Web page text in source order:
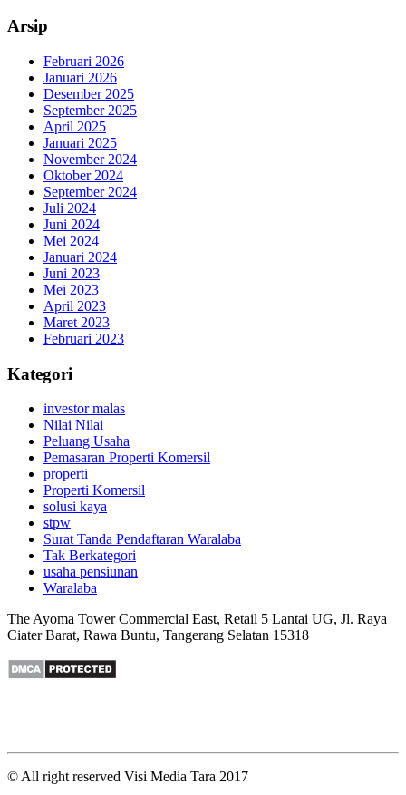
Arsip
Februari 2026
Januari 2026
Desember 2025
September 2025
April 2025
Januari 2025
November 2024
Oktober 2024
September 2024
Juli 2024
Juni 2024
Mei 2024
Januari 2024
Juni 2023
Mei 2023
April 2023
Maret 2023
Februari 2023
Kategori
investor malas
Nilai Nilai
Peluang Usaha
Pemasaran Properti Komersil
properti
Properti Komersil
solusi kaya
stpw
Surat Tanda Pendaftaran Waralaba
Tak Berkategori
usaha pensiunan
Waralaba
The Ayoma Tower Commercial East, Retail 5 Lantai UG, Jl. Raya
Ciater Barat, Rawa Buntu, Tangerang Selatan 15318
© All right reserved Visi Media Tara 2017